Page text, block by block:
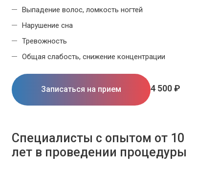
Выпадение волос, ломкость ногтей
Нарушение сна
Тревожность
Общая слабость, снижение концентрации
Записаться на прием 4 500 ₽
Специалисты с опытом от 10
лет в проведении процедуры